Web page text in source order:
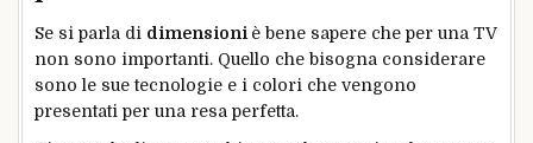
Se si parla di dimensioni è bene sapere che per una TV
non sono importanti. Quello che bisogna considerare
sono le sue tecnologie e i colori che vengono
presentati per una resa perfetta.